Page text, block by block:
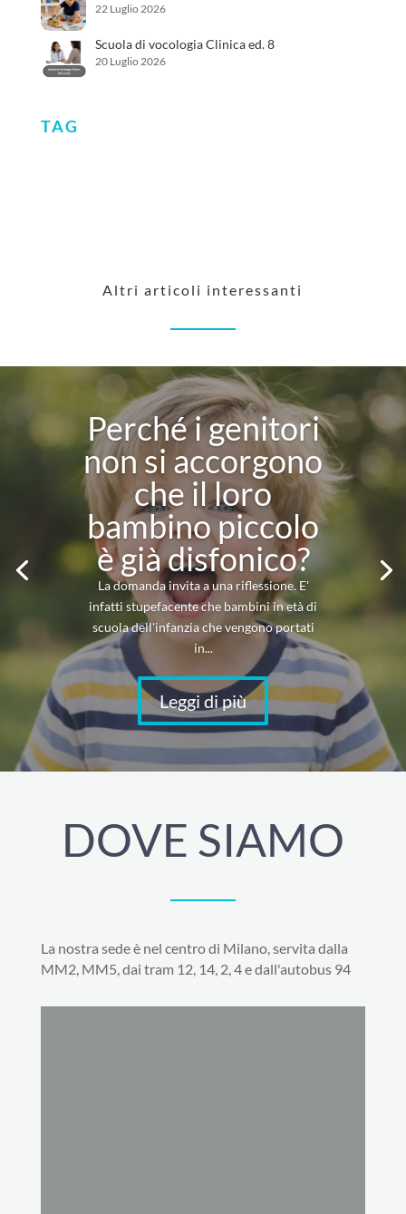
22 Luglio 2026
Scuola di vocologia Clinica ed. 8
20 Luglio 2026
TAG
Altri articoli interessanti
Perché i genitori
non si accorgono
che il loro
bambino piccolo
è già disfonico?
La domanda invita a una riflessione. E'
infatti stupefacente che bambini in età di
scuola dell'infanzia che vengono portati
in...
Leggi di più
DOVE SIAMO
La nostra sede è nel centro di Milano, servita dalla
MM2, MM5, dai tram 12, 14, 2, 4 e dall'autobus 94